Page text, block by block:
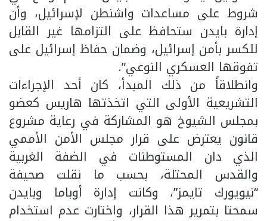
شروط على مساعدات واشنطن لإسرائيل، وأن
إدارة بايدن ستحافظ على التزامها غير القابل
للكسر بأمن إسرائيل، وضمان حفاظ إسرائيل على
تفوقها العسكري النوعي”.
وانطلاقاً من ذلك المبدأ، كان أحد الإجراءات
التشريعية الأولى التي اتخذتها هاريس كعضو
بمجلس الشيوخ هو المشاركة في رعاية مشروع
قانون يعترض على قرار مجلس الأمن الأممي
الذي دان المستوطنات في الضفة الغربية
والقدس المحتلة، بحسب ما نقلت صحيفة
“نيويورك تايمز”، وكانت إدارة أوباما وبايدن
سمحتا بتمرير هذا القرار، واختارت عدم استخدام